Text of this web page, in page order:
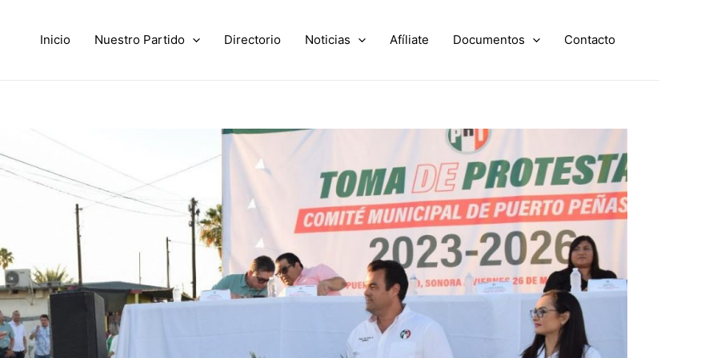
Inicio Nuestro Partido Directorio Noticias Afíliate Documentos Contacto